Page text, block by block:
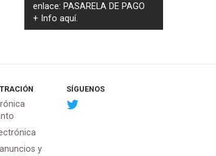
enlace: PASARELA DE PAGO
+ Infoaquí.
y
SÍGUENOS